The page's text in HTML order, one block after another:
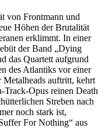
von Frontmann und
Höhen der Brutalität
erklimmt. In einer
der Band „Dying
das Quartett aufgrund
des Atlantiks vor einer
Metalheads auftritt, kehrt
Opus reinen Death
Streben nach
noch stark ist,
For Nothing“ aus